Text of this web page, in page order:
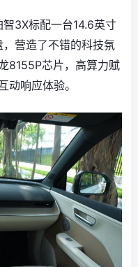
3X标配一台14.6英寸
营造了不错的科技氛
8155P芯片，高算力赋
动响应体验。